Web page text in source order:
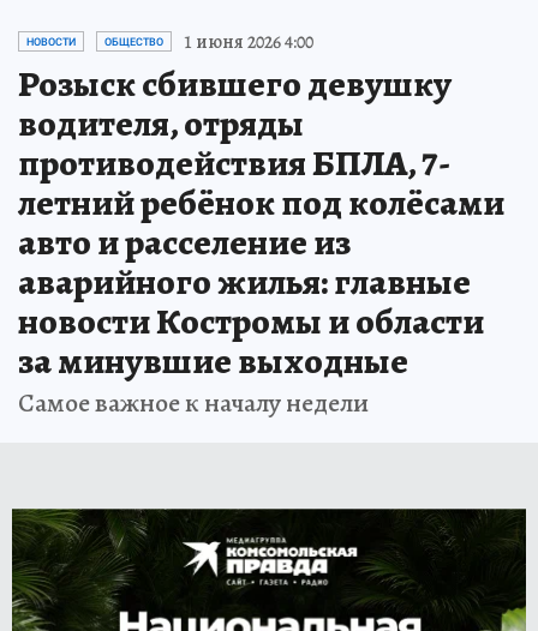
НОВОСТИ ОБЩЕСТВО 1 июня 2026 4:00
Розыск сбившего девушку
водителя, отряды
противодействия БПЛА, 7-
летний ребёнок под колёсами
авто и расселение из
аварийного жилья: главные
новости Костромы и области
за минувшие выходные
Самое важное к началу недели